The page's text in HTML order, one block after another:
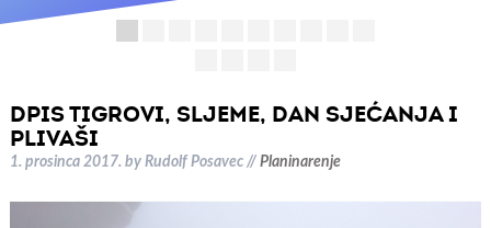
DPIS TIGROVI, SLJEME, DAN SJEĆANJA I
PLIVAŠI
1. prosinca 2017. by Rudolf Posavec// Planinarenje